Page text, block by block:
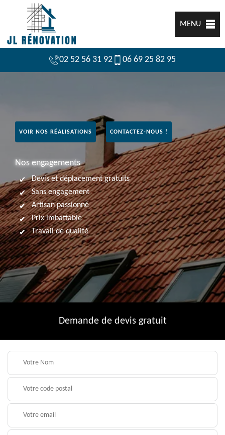
MENU
02 52 56 31 92 06 69 25 82 95
VOIR NOS RÉALISATIONS CONTACTEZ-NOUS !
Nos engagements
Devis et déplacement gratuits
Sans engagement
Artisan passionné
Prix imbattable
Travail de qualité
Demande de devis gratuit